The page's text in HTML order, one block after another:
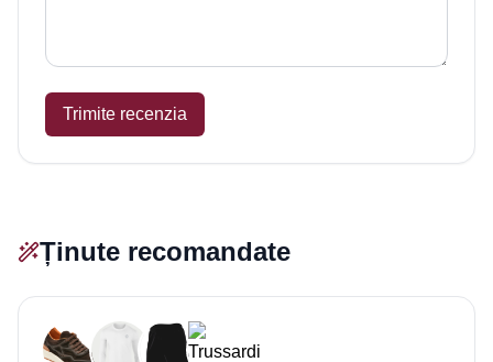
Trimite recenzia
Ținute recomandate